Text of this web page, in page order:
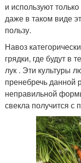
и используют
даже в таком виде
пользу.
Навоз
грядки, где будут в
лук . Эти культуры
пренебречь данной
неправильной
свекла получится с